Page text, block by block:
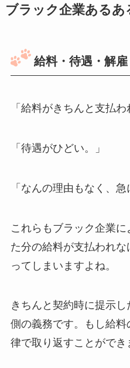
ブラック企業ある
給料・待遇・解雇
「給料がきちんと支払わ
「待遇がひどい。」
「なんの理由もなく、急
これらもブラック企業
た分の給料が支払われ
ってしまいますよね。
きちんと契約時に提示
側の義務です。もし給
律で取り返すことができ